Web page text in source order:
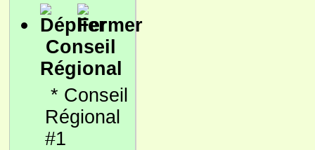
Conseil
Régional
* Conseil
Régional
#1